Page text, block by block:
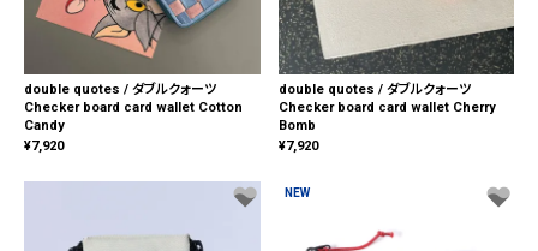
double quotes / ダブルクォーツ
Checker board card wallet Cotton
Candy
¥7,920
double quotes / ダブルクォーツ
Checker board card wallet Cherry
Bomb
¥7,920
NEW